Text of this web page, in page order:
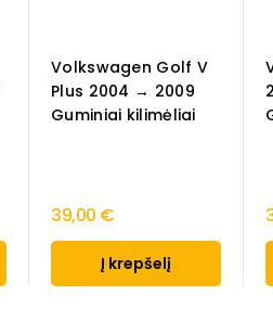
Volkswagen Golf V
Plus 2004 → 2009
Guminiai kilimėliai
39,00 €
Į krepšelį